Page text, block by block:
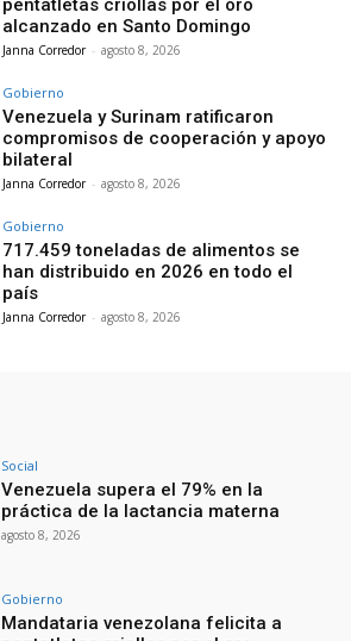
pentatletas criollas por el oro
alcanzado en Santo Domingo
Janna Corredor - agosto 8, 2026
Gobierno
Venezuela y Surinam ratificaron
compromisos de cooperación y apoyo
bilateral
Janna Corredor - agosto 8, 2026
Gobierno
717.459 toneladas de alimentos se
han distribuido en 2026 en todo el
país
Janna Corredor - agosto 8, 2026
Social
Venezuela supera el 79% en la
práctica de la lactancia materna
agosto 8, 2026
Gobierno
Mandataria venezolana felicita a